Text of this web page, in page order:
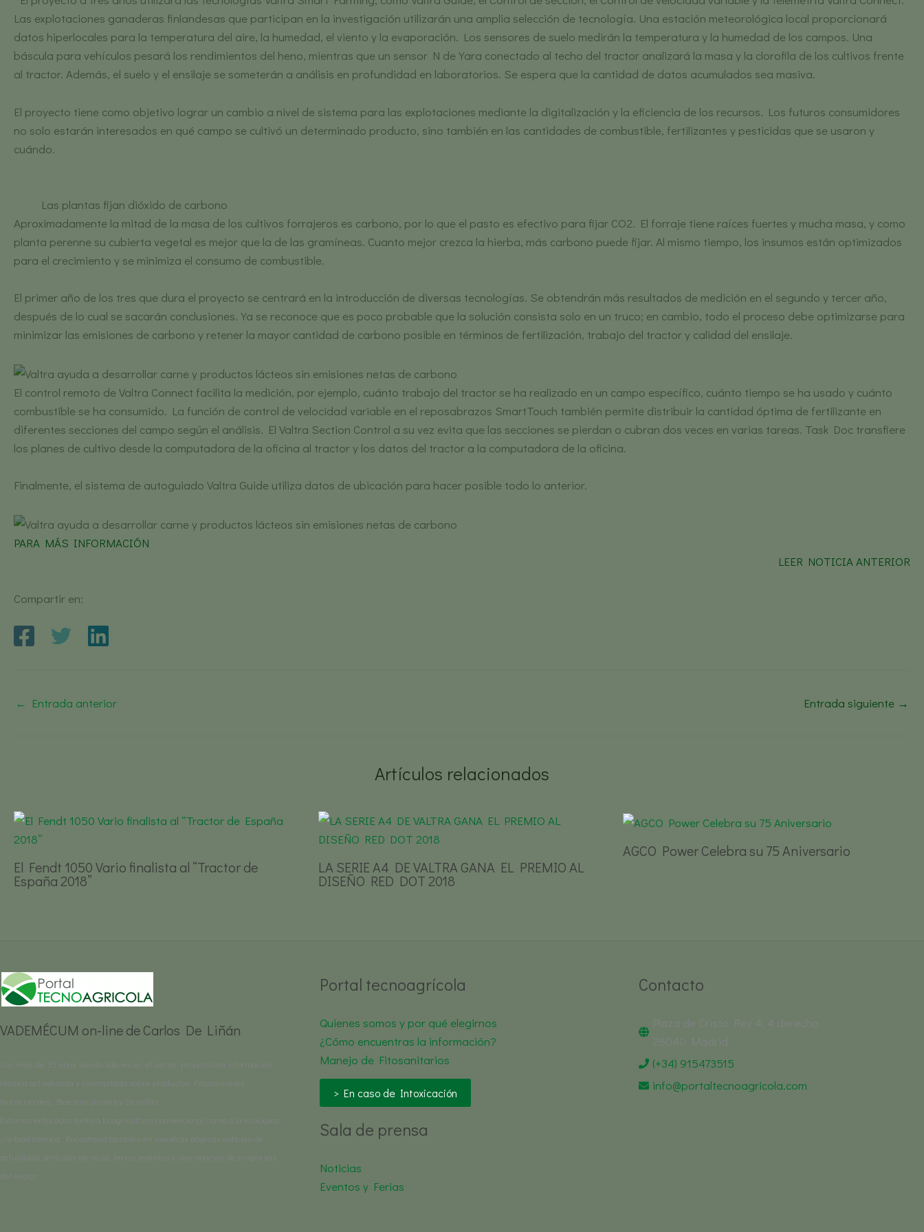
Las explotaciones ganaderas finlandesas que participan en la investigación utilizarán una amplia selección de tecnología. Una estación meteorológica local proporcionará
datos hiperlocales para la temperatura del aire, la humedad, el viento y la evaporación. Los sensores de suelo medirán la temperatura y la humedad de los campos. Una
báscula para vehículos pesará los rendimientos del heno, mientras que un sensor N de Yara conectado al techo del tractor analizará la masa y la clorofila de los cultivos frente
al tractor. Además, el suelo y el ensilaje se someterán a análisis en profundidad en laboratorios. Se espera que la cantidad de datos acumulados sea masiva.
El proyecto tiene como objetivo lograr un cambio a nivel de sistema para las explotaciones mediante la digitalización y la eficiencia de los recursos. Los futuros consumidores
no solo estarán interesados en qué campo se cultivó un determinado producto, sino también en las cantidades de combustible, fertilizantes y pesticidas que se usaron y
cuándo.
Las plantas fijan dióxido de carbono
Aproximadamente la mitad de la masa de los cultivos forrajeros es carbono, por lo que el pasto es efectivo para fijar CO2. El forraje tiene raíces fuertes y mucha masa, y como
planta perenne su cubierta vegetal es mejor que la de las gramíneas. Cuanto mejor crezca la hierba, más carbono puede fijar. Al mismo tiempo, los insumos están optimizados
para el crecimiento y se minimiza el consumo de combustible.
El primer año de los tres que dura el proyecto se centrará en la introducción de diversas tecnologías. Se obtendrán más resultados de medición en el segundo y tercer año,
después de lo cual se sacarán conclusiones. Ya se reconoce que es poco probable que la solución consista solo en un truco; en cambio, todo el proceso debe optimizarse para
minimizar las emisiones de carbono y retener la mayor cantidad de carbono posible en términos de fertilización, trabajo del tractor y calidad del ensilaje.
El control remoto de Valtra Connect facilita la medición, por ejemplo, cuánto trabajo del tractor se ha realizado en un campo específico, cuánto tiempo se ha usado y cuánto
combustible se ha consumido. La función de control de velocidad variable en el reposabrazos SmartTouch también permite distribuir la cantidad óptima de fertilizante en
diferentes secciones del campo según el análisis. El Valtra Section Control a su vez evita que las secciones se pierdan o cubran dos veces en varias tareas. Task Doc transfiere
los planes de cultivo desde la computadora de la oficina al tractor y los datos del tractor a la computadora de la oficina.
Finalmente, el sistema de autoguiado Valtra Guide utiliza datos de ubicación para hacer posible todo lo anterior.
PARA MÁS INFORMACIÓN
LEER NOTICIA ANTERIOR
Compartir en:
← Entrada anterior Entrada siguiente →
Artículos relacionados
El Fendt 1050 Vario finalista al “Tractor de
España 2018”
LA SERIE A4 DE VALTRA GANA EL PREMIO AL
DISEÑO RED DOT 2018
AGCO Power Celebra su 75 Aniversario
VADEMÉCUM on-line de Carlos De Liñán
Con más de 35 años siendo líderes en el sector, proporciona información
técnica actualizada y contrastada sobre productos Fitosanitarios,
Nutricionales, Bioestimulantes y Semillas.
Estamos enfocados tanto a la agricultura convencional como a la ecológica
y/o biodinámica. Encontrará también en nuestras páginas noticias de
actualidad, artículos técnicos, ferias, eventos y una relación de empresas
del sector.
Portal tecnoagrícola
Quienes somos y por qué elegirnos
¿Cómo encuentras la información?
Manejo de Fitosanitarios
> En caso de Intoxicación
Sala de prensa
Noticias
Eventos y Ferias
Contacto
Plaza de Cristo Rey 4, 4 derecha
28040 Madrid
(+34) 915473515
info@portaltecnoagricola.com